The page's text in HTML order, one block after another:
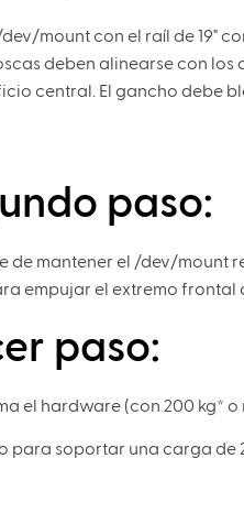
mount con el raíl de 19"
deben alinearse con
central. El gancho debe
paso:
de mantener el /dev/mount
empujar el extremo frontal
paso:
el hardware (con 200 kg*
para soportar una carga de